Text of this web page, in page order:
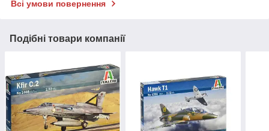
Всі умови повернення
Подібні товари компанії